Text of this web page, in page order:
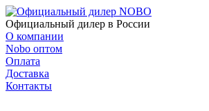
Официальный дилер в России
О компании
Nobo оптом
Оплата
Доставка
Контакты